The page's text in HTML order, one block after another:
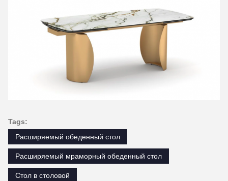
Tags:
Расширяемый обеденный стол
Расширяемый мраморный обеденный стол
Стол в столовой